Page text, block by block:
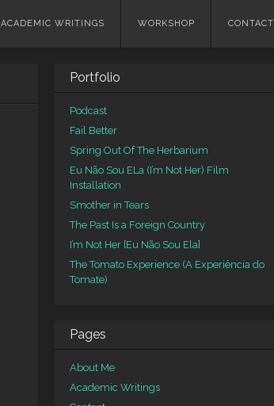
ACADEMIC WRITINGS WORKSHOP CONTACT
Portfolio
Podcast
Fail Better
Spring Out Of The Herbarium
Eu Não Sou ELa (I’m Not Her) Film
Installation
Smother in Tears
The Past Is a Foreign Country
I’m Not Her [Eu Não Sou Ela]
The Tomato Experience (A Experiência do
Tomate)
Pages
About Me
Academic Writings